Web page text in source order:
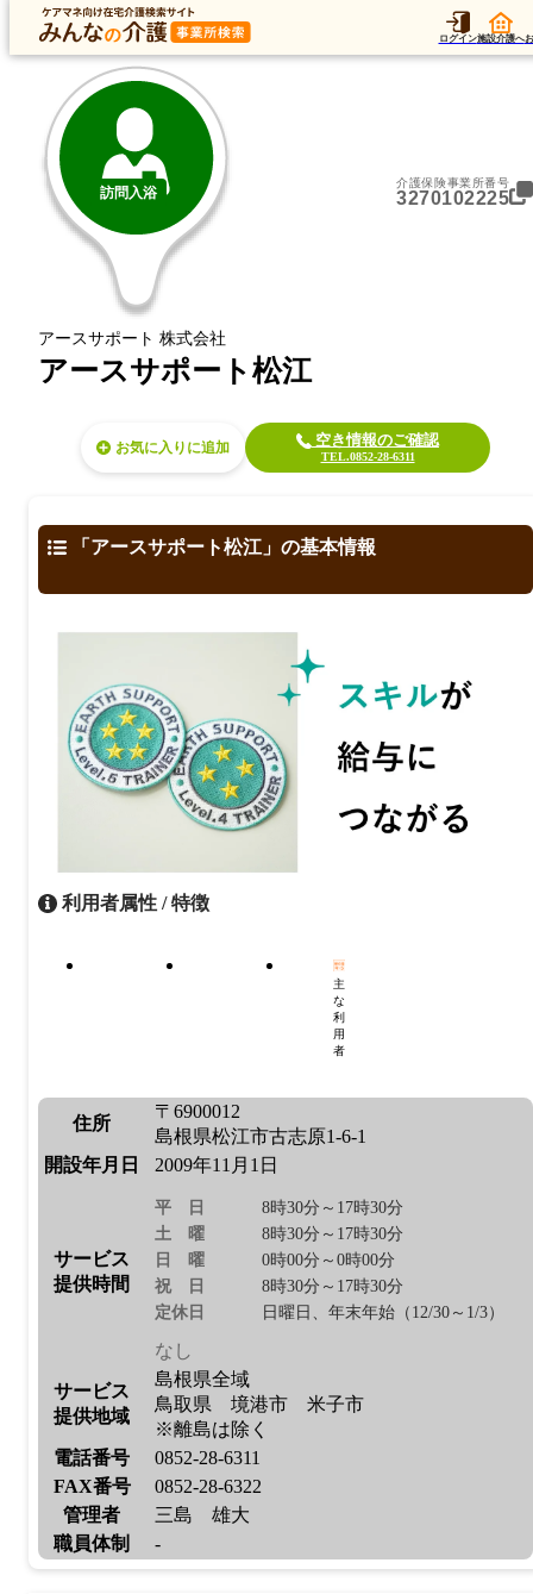
ログイン施設介護へ
トップ データ
トップ 島根県 松江市 訪問入浴 アースサポート松江
訪問入浴
アースサポート 株式会社
介護保険事業所番号
3270102225
アースサポート松江
お気に入り 空き情報のご確認
TEL.0852-28-6311
「アースサポート松江」の基本情報
利用者属性 / 特徴
主
な
利
用
者
住所
〒6900012
島根県松江市古志原1-6-1
開設年月日
2009年11月1日
サービス
提供時間
平日
8時30分～17時30分
土曜
8時30分～17時30分
日曜
0時00分～0時00分
祝日
8時30分～17時30分
定休日
日曜日、年末年始（12/30～1/3）
なし
サービス
提供地域
島根県全域
鳥取県 境港市 米子市
※離島は除く
電話番号
0852-28-6311
FAX番号
0852-28-6322
管理者
三島 雄大
職員体制
-